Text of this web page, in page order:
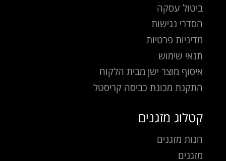
ביטול עסקה
הסדרי נגישות
מדיניות פרטיות
תנאי שימוש
איסוף מוצר ישן מבית הלקוח
התקנת מכונת כביסה קריסטל
קטלוג מזגנים
חנות מזגנים
מזגנים